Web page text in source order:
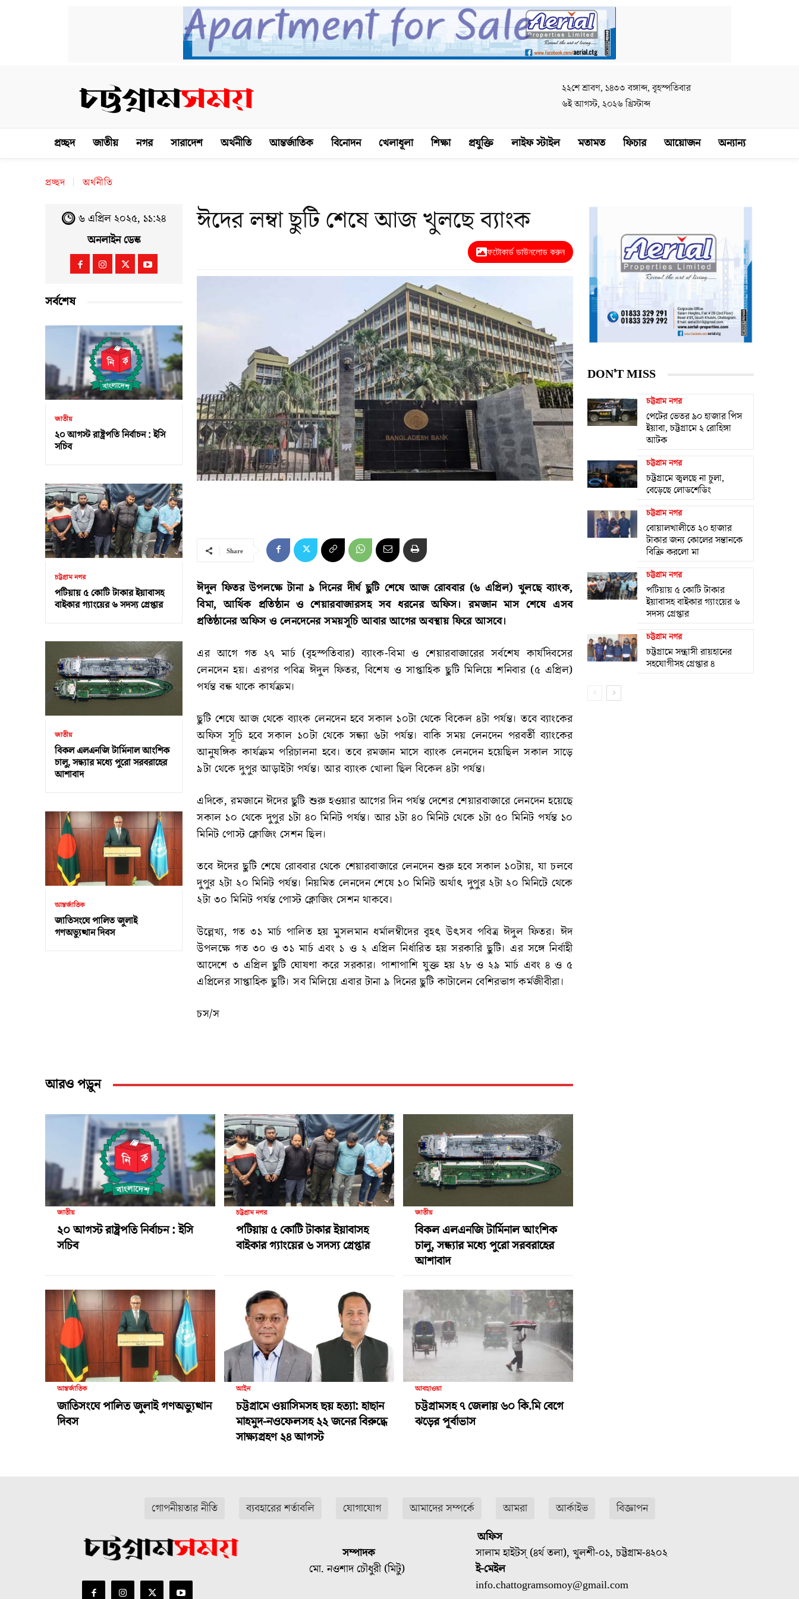
২২শে শ্রাবণ, ১৪৩৩ বঙ্গাব্দ, বৃহস্পতিবার
৬ই আগস্ট, ২০২৬ খ্রিস্টাব্দ
প্রচ্ছদ জাতীয় নগর সারাদেশ অর্থনীতি আন্তর্জাতিক বিনোদন খেলাধূলা শিক্ষা প্রযুক্তি লাইফ স্টাইল মতামত ফিচার আয়োজন অন্যান্য
প্রচ্ছদ অর্থনীতি
৬ এপ্রিল ২০২৫, ১১:২৪
অনলাইন ডেস্ক
সর্বশেষ
জাতীয়
২০ আগস্ট রাষ্ট্রপতি নির্বাচন : ইসি
সচিব
চট্টগ্রাম নগর
পটিয়ায় ৫ কোটি টাকার ইয়াবাসহ
বাইকার গ্যাংয়ের ৬ সদস্য গ্রেপ্তার
জাতীয়
বিকল এলএনজি টার্মিনাল আংশিক
চালু, সন্ধ্যার মধ্যে পুরো সরবরাহের
আশাবাদ
আন্তর্জাতিক
জাতিসংঘে পালিত জুলাই
গণঅভ্যুত্থান দিবস
ঈদের লম্বা ছুটি শেষে আজ খুলছে ব্যাংক
ফটোকার্ড ডাউনলোড করুন
Share
ঈদুল ফিতর উপলক্ষে টানা ৯ দিনের দীর্ঘ ছুটি শেষে আজ রোববার (৬ এপ্রিল) খুলছে ব্যাংক,
বিমা, আর্থিক প্রতিষ্ঠান ও শেয়ারবাজারসহ সব ধরনের অফিস। রমজান মাস শেষে এসব
প্রতিষ্ঠানের অফিস ও লেনদেনের সময়সূচি আবার আগের অবস্থায় ফিরে আসবে।
এর আগে গত ২৭ মার্চ (বৃহস্পতিবার) ব্যাংক-বিমা ও শেয়ারবাজারের সর্বশেষ কার্যদিবসের
লেনদেন হয়। এরপর পবিত্র ঈদুল ফিতর, বিশেষ ও সাপ্তাহিক ছুটি মিলিয়ে শনিবার (৫ এপ্রিল)
পর্যন্ত বন্ধ থাকে কার্যক্রম।
ছুটি শেষে আজ থেকে ব্যাংক লেনদেন হবে সকাল ১০টা থেকে বিকেল ৪টা পর্যন্ত। তবে ব্যাংকের
অফিস সূচি হবে সকাল ১০টা থেকে সন্ধ্যা ৬টা পর্যন্ত। বাকি সময় লেনদেন পরবর্তী ব্যাংকের
আনুষঙ্গিক কার্যক্রম পরিচালনা হবে। তবে রমজান মাসে ব্যাংক লেনদেন হয়েছিল সকাল সাড়ে
৯টা থেকে দুপুর আড়াইটা পর্যন্ত। আর ব্যাংক খোলা ছিল বিকেল ৪টা পর্যন্ত।
এদিকে, রমজানে ঈদের ছুটি শুরু হওয়ার আগের দিন পর্যন্ত দেশের শেয়ারবাজারে লেনদেন হয়েছে
সকাল ১০ থেকে দুপুর ১টা ৪০ মিনিট পর্যন্ত। আর ১টা ৪০ মিনিট থেকে ১টা ৫০ মিনিট পর্যন্ত ১০
মিনিট পোস্ট ক্লোজিং সেশন ছিল।
তবে ঈদের ছুটি শেষে রোববার থেকে শেয়ারবাজারে লেনদেন শুরু হবে সকাল ১০টায়, যা চলবে
দুপুর ২টা ২০ মিনিট পর্যন্ত। নিয়মিত লেনদেন শেষে ১০ মিনিট অর্থাৎ দুপুর ২টা ২০ মিনিটে থেকে
২টা ৩০ মিনিট পর্যন্ত পোস্ট ক্লোজিং সেশন থাকবে।
উল্লেখ্য, গত ৩১ মার্চ পালিত হয় মুসলমান ধর্মালম্বীদের বৃহৎ উৎসব পবিত্র ঈদুল ফিতর। ঈদ
উপলক্ষে গত ৩০ ও ৩১ মার্চ এবং ১ ও ২ এপ্রিল নির্ধারিত হয় সরকারি ছুটি। এর সঙ্গে নির্বাহী
আদেশে ৩ এপ্রিল ছুটি ঘোষণা করে সরকার। পাশাপাশি যুক্ত হয় ২৮ ও ২৯ মার্চ এবং ৪ ও ৫
এপ্রিলের সাপ্তাহিক ছুটি। সব মিলিয়ে এবার টানা ৯ দিনের ছুটি কাটালেন বেশিরভাগ কর্মজীবীরা।
চস/স
আরও পড়ুন
জাতীয়
২০ আগস্ট রাষ্ট্রপতি নির্বাচন : ইসি
সচিব
চট্টগ্রাম নগর
পটিয়ায় ৫ কোটি টাকার ইয়াবাসহ
বাইকার গ্যাংয়ের ৬ সদস্য গ্রেপ্তার
জাতীয়
বিকল এলএনজি টার্মিনাল আংশিক
চালু, সন্ধ্যার মধ্যে পুরো সরবরাহের
আশাবাদ
আন্তর্জাতিক
জাতিসংঘে পালিত জুলাই গণঅভ্যুত্থান
দিবস
আইন
চট্টগ্রামে ওয়াসিমসহ ছয় হত্যা: হাছান
মাহমুদ-নওফেলসহ ২২ জনের বিরুদ্ধে
সাক্ষ্যগ্রহণ ২৪ আগস্ট
আবহাওয়া
চট্টগ্রামসহ ৭ জেলায় ৬০ কি.মি বেগে
ঝড়ের পূর্বাভাস
DON'T MISS
চট্টগ্রাম নগর
পেটের ভেতর ৯০ হাজার পিস
ইয়াবা, চট্টগ্রামে ২ রোহিঙ্গা
আটক
চট্টগ্রাম নগর
চট্টগ্রামে জ্বলছে না চুলা,
বেড়েছে লোডশেডিং
চট্টগ্রাম নগর
বোয়ালখালীতে ২০ হাজার
টাকার জন্য কোলের সন্তানকে
বিক্রি করলো মা
চট্টগ্রাম নগর
পটিয়ায় ৫ কোটি টাকার
ইয়াবাসহ বাইকার গ্যাংয়ের ৬
সদস্য গ্রেপ্তার
চট্টগ্রাম নগর
চট্টগ্রামে সন্ত্রাসী রায়হানের
সহযোগীসহ গ্রেপ্তার ৪
গোপনীয়তার নীতি ব্যবহারের শর্তাবলি যোগাযোগ আমাদের সম্পর্কে আমরা আর্কাইভ বিজ্ঞাপন
সম্পাদক
মো. নওশাদ চৌধুরী (মিটু)
অফিস
সালাম হাইটস্ (৪র্থ তলা), খুলশী-০১, চট্টগ্রাম-৪২০২
ই-মেইল
info.chattogramsomoy@gmail.com